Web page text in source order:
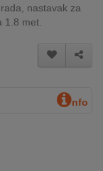
nastavak za
1.8 met.
nfo